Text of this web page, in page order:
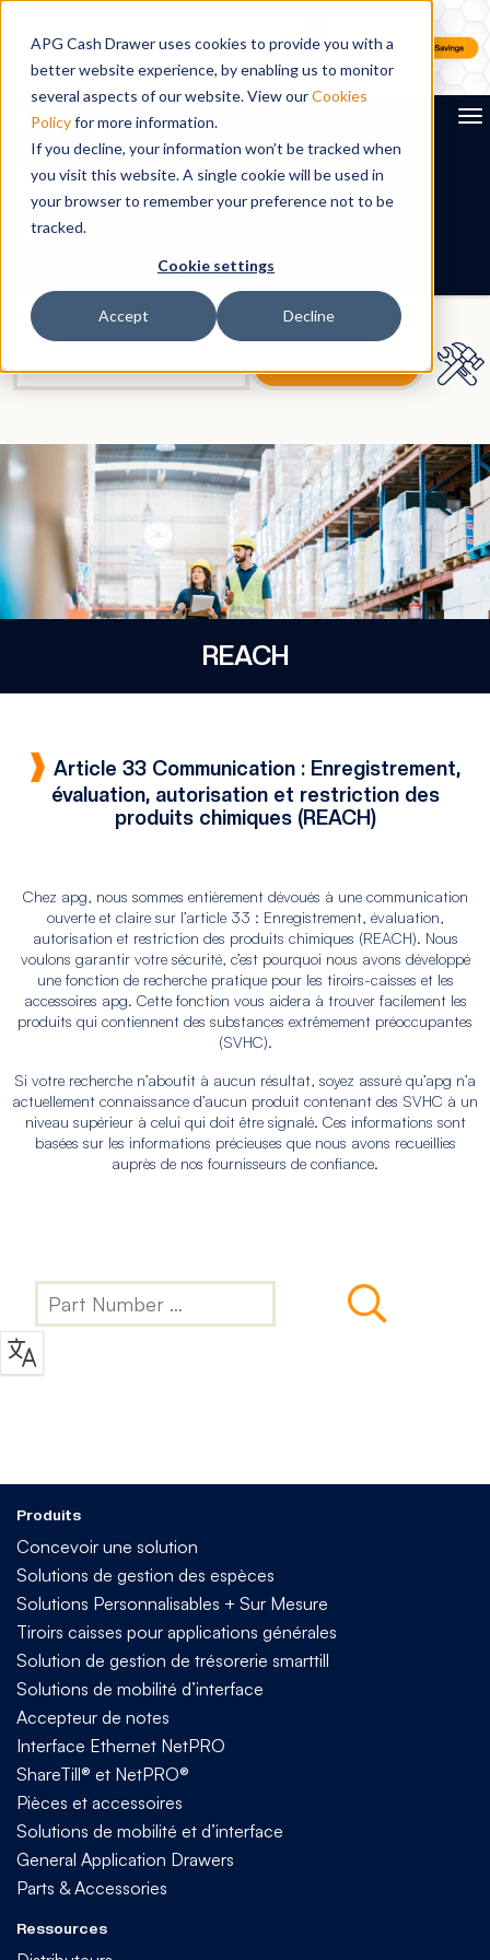
APG Cash Drawer uses cookies to provide you with a
better website experience, by enabling us to monitor
several aspects of our website. View ourCookies
Policyfor more information.
If you decline, your information won’t be tracked when
you visit this website. A single cookie will be used in
your browser to remember your preference not to be
tracked.
Cookie settings
Accept Decline
Search
FR
REACH
Article 33 Communication : Enregistrement,
évaluation, autorisation et restriction des
produits chimiques (REACH)
Chez apg, nous sommes entièrement dévoués à une communication
ouverte et claire sur l’article 33 : Enregistrement, évaluation,
autorisation et restriction des produits chimiques (REACH). Nous
voulons garantir votre sécurité, c’est pourquoi nous avons développé
une fonction de recherche pratique pour les tiroirs-caisses et les
accessoires apg. Cette fonction vous aidera à trouver facilement les
produits qui contiennent des substances extrêmement préoccupantes
(SVHC).
Si votre recherche n’aboutit à aucun résultat, soyez assuré qu’apg n’a
actuellement connaissance d’aucun produit contenant des SVHC à un
niveau supérieur à celui qui doit être signalé. Ces informations sont
basées sur les informations précieuses que nous avons recueillies
auprès de nos fournisseurs de confiance.
Produits
Concevoir une solution
Solutions de gestion des espèces
Solutions Personnalisables + Sur Mesure
Tiroirs caisses pour applications générales
Solution de gestion de trésorerie smarttill
Solutions de mobilité d’interface
Accepteur de notes
Interface Ethernet NetPRO
ShareTill® et NetPRO®
Pièces et accessoires
Solutions de mobilité et d’interface
General Application Drawers
Parts & Accessories
Ressources